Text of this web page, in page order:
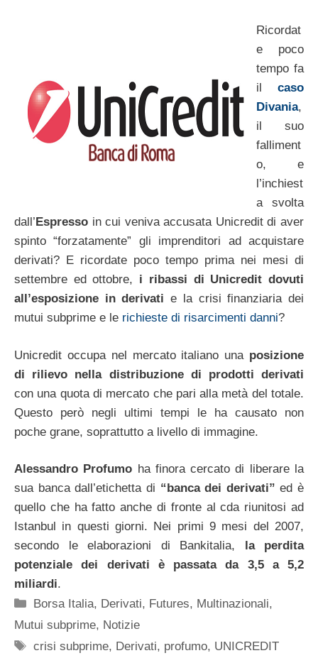
Ricordat
e poco
tempo fa
il caso
Divania,
il suo
falliment
o, e
l’inchiest
a svolta
dall’ Espresso in cui veniva accusata Unicredit di aver
spinto “forzatamente” gli imprenditori ad acquistare
derivati? E ricordate poco tempo prima nei mesi di
settembre ed ottobre, i ribassi di Unicredit dovuti
all’esposizione in derivatie la crisi finanziaria dei
mutui subprime e le richieste di risarcimenti danni?
Unicredit occupa nel mercato italiano una posizione
di rilievo nella distribuzione di prodotti derivati
con una quota di mercato che pari alla metà del totale.
Questo però negli ultimi tempi le ha causato non
poche grane, soprattutto a livello di immagine.
Alessandro Profumo ha finora cercato di liberare la
sua banca dall’etichetta di “banca dei derivati” ed è
quello che ha fatto anche di fronte al cda riunitosi ad
Istanbul in questi giorni. Nei primi 9 mesi del 2007,
secondo le elaborazioni di Bankitalia,
la perdita
potenziale dei derivati è passata da 3,5 a 5,2
miliardi.
Categorie
Borsa Italia, Derivati, Futures, Multinazionali,
Mutui subprime, Notizie
Tag
crisi subprime, Derivati, profumo, UNICREDIT